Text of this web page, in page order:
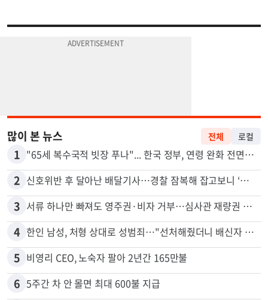
많이 본 뉴스 전체 로컬
1 "65세 복수국적 빗장 푸나"... 한국 정부, 연령 완화 전면 추진
2 신호위반 후 달아난 배달기사…경찰 잠복해 잡고보니 ‘반전’
3 서류 하나만 빠져도 영주권·비자 거부…심사관 재량권 대폭 확대
4 한인 남성, 처형 상대로 성범죄…"선처해줬더니 배신자 취급"
5 비영리 CEO, 노숙자 팔아 2년간 165만불
6 5주간 차 안 몰면 최대 600불 지급